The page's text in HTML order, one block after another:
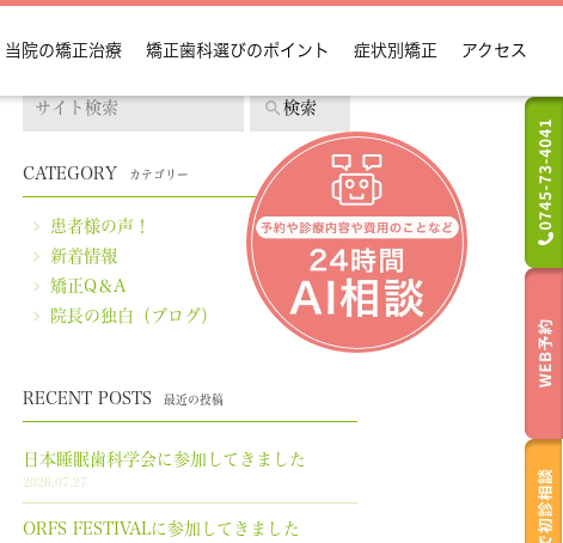
当院の矯正治療 矯正歯科選びのポイント 症状別矯正 アクセス
CATEGORY カテゴリー
カテゴリー
患者様の声！
新着情報
矯正Q＆A
院長の独白（ブログ）
RECENT POSTS 最近の投稿
日本睡眠歯科学会に参加してきました
2026.07.27
ORFS FESTIVALに参加してきました